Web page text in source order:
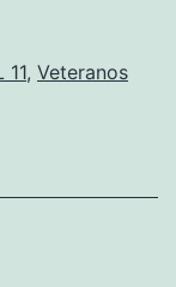
victoria
11, Veteranos